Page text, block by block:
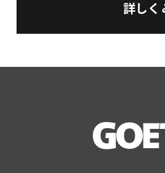
詳しく